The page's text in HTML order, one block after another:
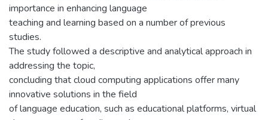
importance in enhancing language
teaching and learning based on a number of previous
studies.
The study followed a descriptive and analytical approach in
addressing the topic,
concluding that cloud computing applications offer many
innovative solutions in the field
of language education, such as educational platforms, virtual